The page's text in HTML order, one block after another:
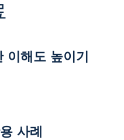
이해도 높이기
사례